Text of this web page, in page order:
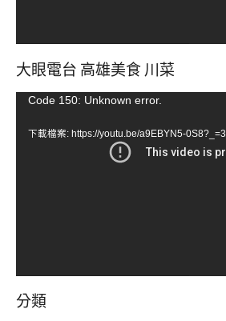
大眼電台 高雄美食 川菜
視Code 150: Unknown error.
下載檔案: https://youtu.be/a9EBYN5-0S8?_=3
分類